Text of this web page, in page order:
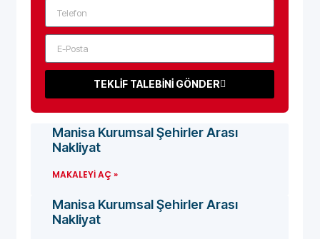
TEKLİF TALEBİNİ GÖNDER
Manisa Kurumsal Şehirler Arası
Nakliyat
MAKALEYI AÇ »
Manisa Kurumsal Şehirler Arası
Nakliyat